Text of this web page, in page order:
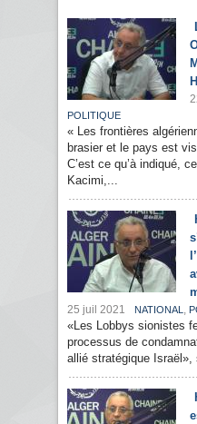
POLITIQUE
« Les frontières
brasier et le pays est
C’est ce qu’à indiqué,
Kacimi,...
25 juil 2021 NATIONAL ,
«Les Lobbys sionistes
processus de
allié stratégique Israël»,